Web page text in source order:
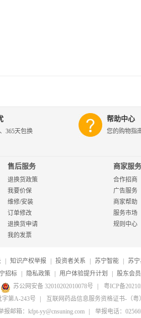
365天包换
帮助中心
您的购物指
售后服务
退换货政策
我要价保
维修/安装
订单修改
退换货申请
我的发票
商家服务
合作招商
广告服务
商家帮助
服务市场
规则中心
知识产权举报 投资者关系 苏宁智能
苏
招标 隐私政策 用户体验提升计划 股东会
苏公网安备 32010202010078号
粤ICP备
第A-243号
互联网药品信息服务资格证书-（粤
邮箱：kfpt-yy@cnsuning.com 举报电话：